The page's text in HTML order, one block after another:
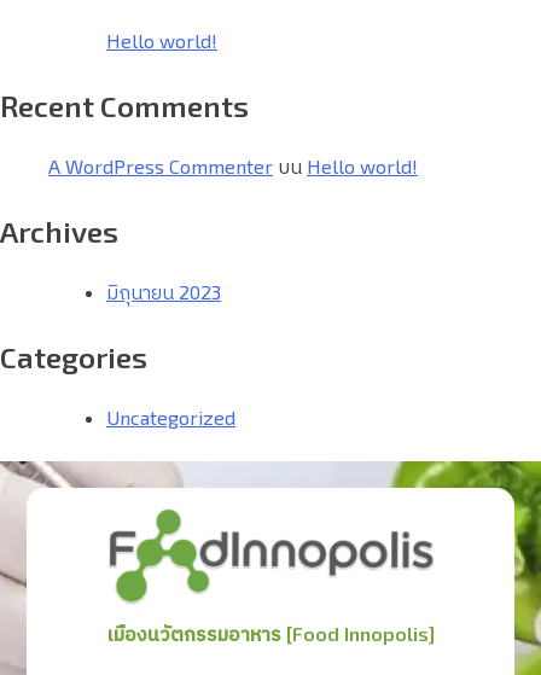
Hello world!
Recent Comments
A WordPress Commenter บน Hello world!
Archives
มิถุนายน 2023
Categories
Uncategorized
เมืองนวัตกรรมอาหาร [Food Innopolis]